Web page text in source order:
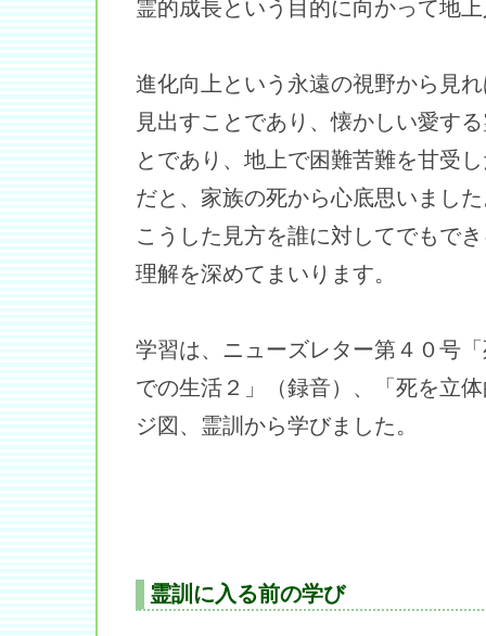
霊的成長という目的に向かって地
進化向上という永遠の視野から見
見出すことであり、懐かしい愛す
とであり、地上で困難苦難を甘受
だと、家族の死から心底思いまし
こうした見方を誰に対してでもで
理解を深めてまいります。
学習は、ニューズレター第４０号
での生活２」（録音）、「死を立
ジ図、霊訓から学びました。
霊訓に入る前の学び